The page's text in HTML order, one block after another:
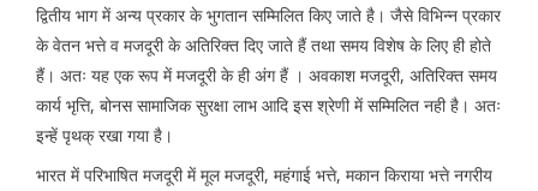
द्वितीय भाग में अन्य प्रकार के भुगतान सम्मिलित किए जाते है। जैसे विभिन्न प्रकार
के वेतन भत्ते व मजदूरी के अतिरिक्त दिए जाते हैं तथा समय विशेष के लिए ही होते
हैं। अतः यह एक रूप में मजदूरी के ही अंग हैं । अवकाश मजदूरी, अतिरिक्त समय
कार्य भृत्ति, बोनस सामाजिक सुरक्षा लाभ आदि इस श्रेणी में सम्मिलित नही है। अतः
इन्हें पृथक् रखा गया है।
भारत में परिभाषित मजदूरी में मूल मजदूरी, महंगाई भत्ते, मकान किराया भत्ते नगरीय